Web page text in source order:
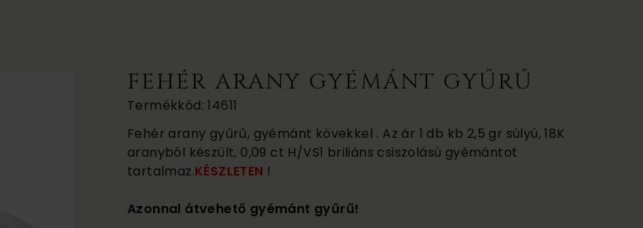
FEHÉR ARANY GYÉMÁNT GYŰRŰ
Termékkód: 14611
Fehér arany gyűrű, gyémánt kövekkel . Az ár 1 db kb 2,5 gr súlyú, 18K
aranyból készült, 0,09 ct H/VS1 briliáns csiszolású gyémántot
tartalmaz.KÉSZLETEN !
Azonnal átvehető gyémánt gyűrű!